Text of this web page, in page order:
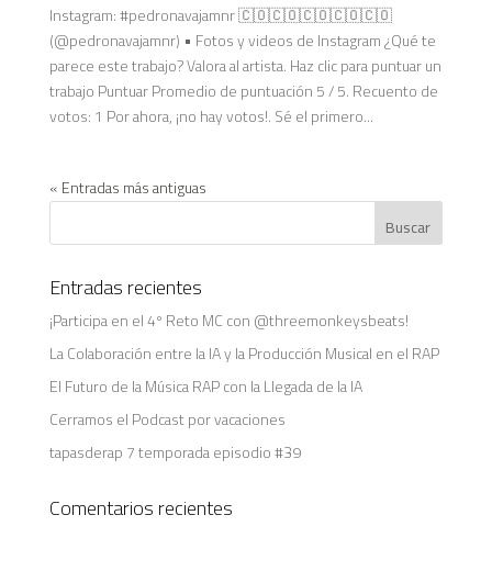
Instagram: #pedronavajamnr 🇨🇴🇨🇴🇨🇴🇨🇴🇨🇴
(@pedronavajamnr) • Fotos y videos de Instagram ¿Qué te
parece este trabajo? Valora al artista. Haz clic para puntuar un
trabajo Puntuar Promedio de puntuación 5 / 5. Recuento de
votos: 1 Por ahora, ¡no hay votos!. Sé el primero...
« Entradas más antiguas
Entradas recientes
¡Participa en el 4º Reto MC con @threemonkeysbeats!
La Colaboración entre la IA y la Producción Musical en el RAP
El Futuro de la Música RAP con la Llegada de la IA
Cerramos el Podcast por vacaciones
tapasderap 7 temporada episodio #39
Comentarios recientes